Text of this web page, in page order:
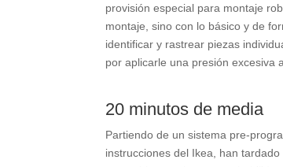
provisión especial para montaje
montaje, sino con lo básico y de
identificar y rastrear piezas
por aplicarle una presión excesiva
20 minutos de media
Partiendo de un sistema pre-
instrucciones del Ikea, han